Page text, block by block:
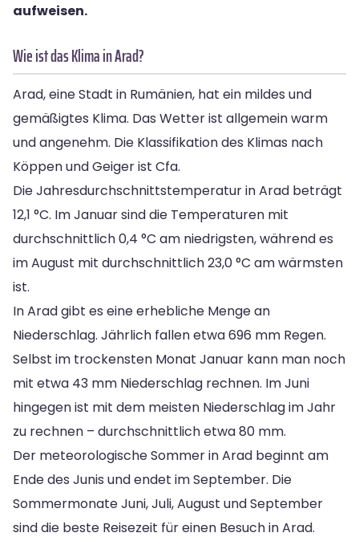
aufweisen.
Wie ist das Klima in Arad?
Arad, eine Stadt in Rumänien, hat ein mildes und
gemäßigtes Klima. Das Wetter ist allgemein warm
und angenehm. Die Klassifikation des Klimas nach
Köppen und Geiger ist Cfa.
Die Jahresdurchschnittstemperatur in Arad beträgt
12,1 °C. Im Januar sind die Temperaturen mit
durchschnittlich 0,4 °C am niedrigsten, während es
im August mit durchschnittlich 23,0 °C am wärmsten
ist.
In Arad gibt es eine erhebliche Menge an
Niederschlag. Jährlich fallen etwa 696 mm Regen.
Selbst im trockensten Monat Januar kann man noch
mit etwa 43 mm Niederschlag rechnen. Im Juni
hingegen ist mit dem meisten Niederschlag im Jahr
zu rechnen – durchschnittlich etwa 80 mm.
Der meteorologische Sommer in Arad beginnt am
Ende des Junis und endet im September. Die
Sommermonate Juni, Juli, August und September
sind die beste Reisezeit für einen Besuch in Arad.